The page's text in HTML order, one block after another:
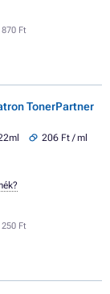
870 Ft
TonerPartner
206 Ft / ml
250 Ft